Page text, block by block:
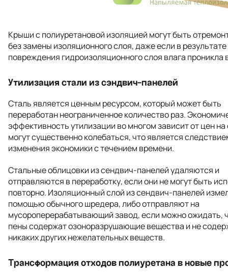
Крыши с полиуретановой изоляцией могут быть
без замены изоляционного слоя, даже если в результате
повреждения гидроизоляционного слоя влага проникла
Утилизация стали из сэндвич-панелей
Сталь является ценным ресурсом, который может быть
переработан неограниченное количество раз.
эффективность утилизации во многом зависит от цен
могут существенно колебаться, что является
изменения экономики с течением времени.
Стальные облицовки из сендвич-панелей удаляются и
отправляются в переработку, если они не могут быть
повторно. Изоляционный слой из сендвич-панелей
помощью обычного шредера, либо отправляют на
мусороперерабатывающий завод, если можно ожидать,
пены содержат озоноразрушающие вещества и не
никаких других нежелательных веществ.
Трансформация отходов полиуретана в новые